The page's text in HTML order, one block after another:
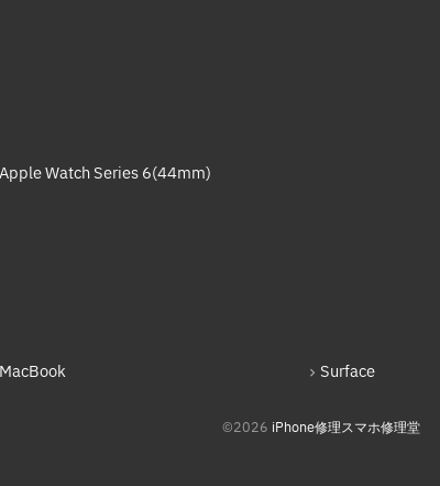
Apple Watch Series 6(44mm)
MacBook Surface
©2026 iPhone修理スマホ修理堂